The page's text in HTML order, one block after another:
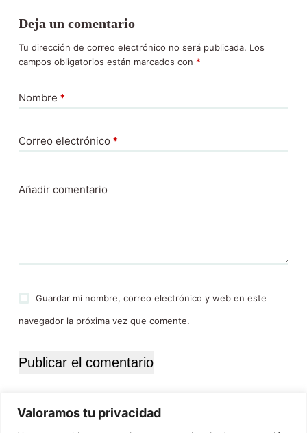
Valoramos tu privacidad
Deja un comentario
Tu dirección de correo electrónico no será publicada. Los
campos obligatorios están marcados con *
Nombre *
Correo electrónico *
Añadir comentario
Guardar mi nombre, correo electrónico y web en este
navegador la próxima vez que comente.
Publicar el comentario